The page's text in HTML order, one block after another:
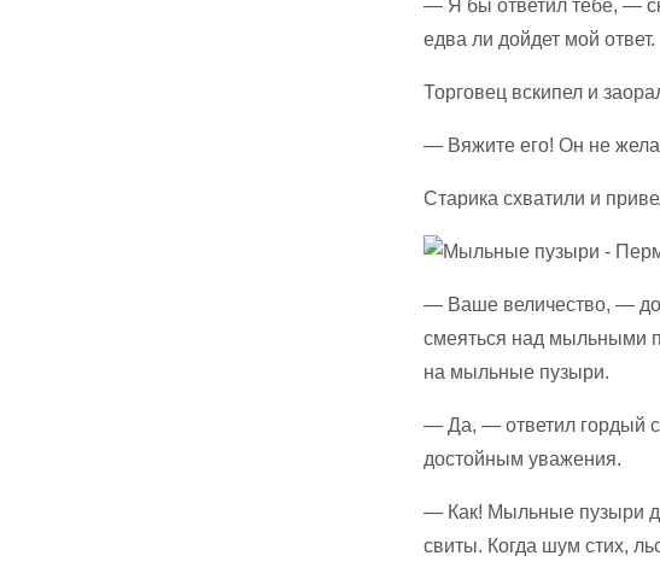
— Я бы ответил тебе, —
едва ли дойдет мой ответ.
Торговец вскипел и
— Вяжите его! Он не
Старика схватили и
— Ваше величество, —
смеяться над мыльными
на мыльные пузыри.
— Да, — ответил гордый
достойным уважения.
— Как! Мыльные пузыри
свиты. Когда шум стих,